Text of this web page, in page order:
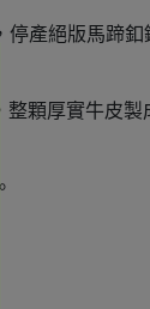
產絕版馬蹄釦
顆厚實牛皮製